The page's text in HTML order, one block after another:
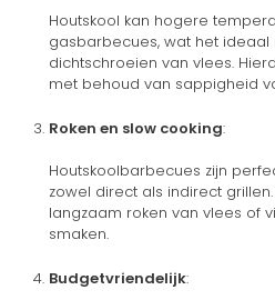
Houtskool kan hogere
gasbarbecues, wat het ideaal
dichtschroeien van vlees.
met behoud van sappigheid
Roken en slow cooking:
Houtskoolbarbecues zijn
zowel direct als indirect
langzaam roken van vlees of
smaken.
Budgetvriendelijk: